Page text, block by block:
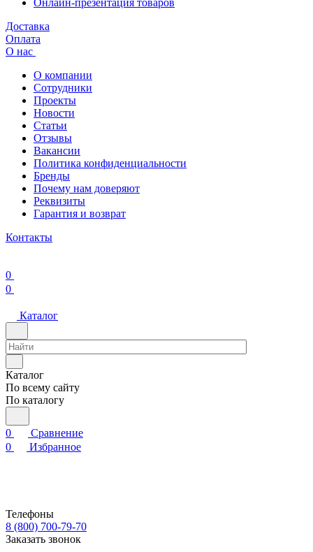
Онлайн-презентация товаров
Доставка
Оплата
О нас
О компании
Сотрудники
Проекты
Новости
Статьи
Отзывы
Вакансии
Политика конфиденциальности
Бренды
Почему нам доверяют
Реквизиты
Гарантия и возврат
Контакты
0
0
Каталог
Каталог
По всему сайту
По каталогу
0
Сравнение
0
Избранное
Телефоны
8 (800) 700-79-70
Заказать звонок